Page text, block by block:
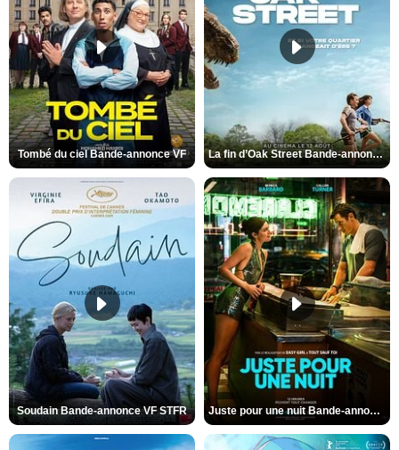
Tombé du ciel Bande-annonce VF La fin d’Oak Street Bande-annonce VO STFR
Soudain Bande-annonce VF STFR Juste pour une nuit Bande-annonce VO STFR